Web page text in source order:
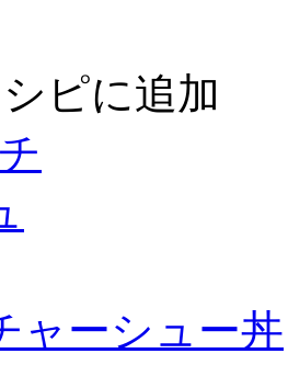
ピに追加
ャーシュー丼